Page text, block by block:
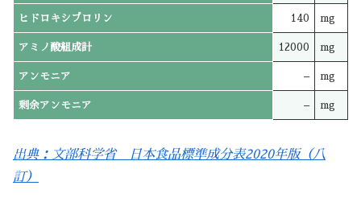
ヒドロキシプロリン 140 mg
アミノ酸組成計 12000 mg
アンモニア – mg
剰余アンモニア – mg
出典：文部科学省 日本食品標準成分表2020年版（八
訂）